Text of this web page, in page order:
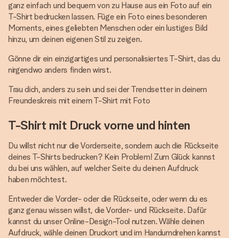
ganz einfach und bequem von zu Hause aus ein Foto auf ein
T-Shirt bedrucken lassen. Füge ein Foto eines besonderen
Moments, eines geliebten Menschen oder ein lustiges Bild
hinzu, um deinen eigenen Stil zu zeigen.
Gönne dir ein einzigartiges und personalisiertes T-Shirt, das du
nirgendwo anders finden wirst.
Trau dich, anders zu sein und sei der Trendsetter in deinem
Freundeskreis mit einem T-Shirt mit Foto
T-Shirt mit Druck vorne und hinten
Du willst nicht nur die Vorderseite, sondern auch die Rückseite
deines T-Shirts bedrucken? Kein Problem! Zum Glück kannst
du bei uns wählen, auf welcher Seite du deinen Aufdruck
haben möchtest.
Entweder die Vorder- oder die Rückseite, oder wenn du es
ganz genau wissen willst, die Vorder- und Rückseite. Dafür
kannst du unser Online-Design-Tool nutzen. Wähle deinen
Aufdruck, wähle deinen Druckort und im Handumdrehen kannst